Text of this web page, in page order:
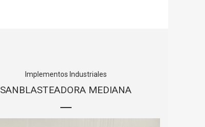
Implementos Industriales
SANBLASTEADORA MEDIANA